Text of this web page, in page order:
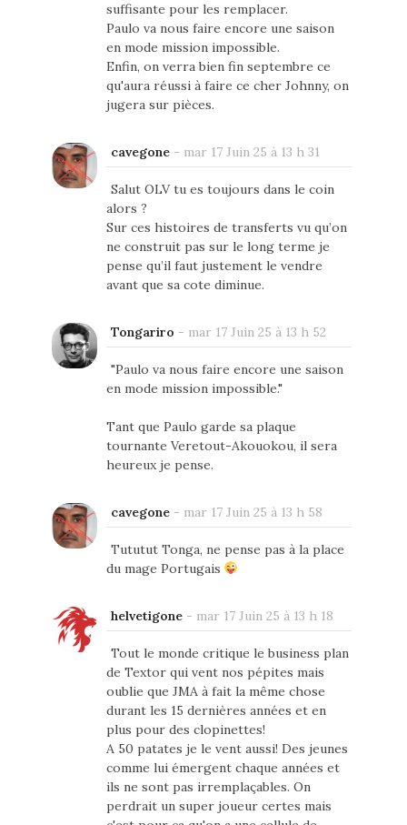
suffisante pour les remplacer.
Paulo va nous faire encore une saison
en mode mission impossible.
Enfin, on verra bien fin septembre ce
qu'aura réussi à faire ce cher Johnny, on
jugera sur pièces.
cavegone- mar 17 Juin 25 à 13 h 31
Salut OLV tu es toujours dans le coin
alors ?
Sur ces histoires de transferts vu qu’on
ne construit pas sur le long terme je
pense qu’il faut justement le vendre
avant que sa cote diminue.
Tongariro - mar 17 Juin 25 à 13 h 52
"Paulo va nous faire encore une saison
en mode mission impossible."
Tant que Paulo garde sa plaque
tournante Veretout-Akouokou, il sera
heureux je pense.
cavegone- mar 17 Juin 25 à 13 h 58
Tututut Tonga, ne pense pas à la place
du mage Portugais
helvetigone- mar 17 Juin 25 à 13 h 18
Tout le monde critique le business plan
de Textor qui vent nos pépites mais
oublie que JMA à fait la même chose
durant les 15 dernières années et en
plus pour des clopinettes!
A 50 patates je le vent aussi! Des jeunes
comme lui émergent chaque années et
ils ne sont pas irremplaçables. On
perdrait un super joueur certes mais